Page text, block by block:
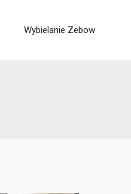
Wybielanie Zebow